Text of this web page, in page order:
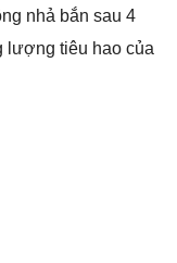
nhả bắn sau 4
lượng tiêu hao của